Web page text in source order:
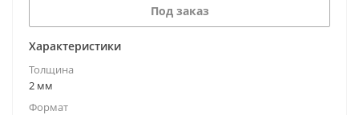
Под заказ
Характеристики
Толщина
2 мм
Формат